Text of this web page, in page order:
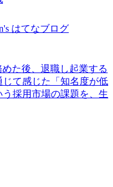
はてなブログ
た後、退職し起業する
て感じた「知名度が低
採用市場の課題を、生